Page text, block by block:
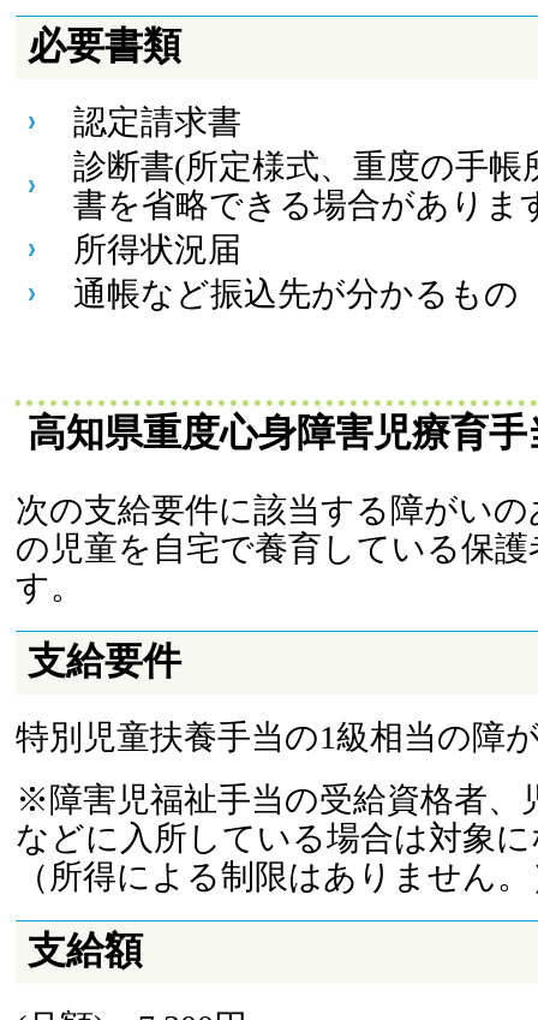
必要書類
認定請求書
診断書(所定様式、重度の手帳
書を省略できる場合がありま
所得状況届
通帳など振込先が分かるもの
高知県重度心身障害児療育手
次の支給要件に該当する障がいの
の児童を自宅で養育している保
す。
支給要件
特別児童扶養手当の1級相当の障
※障害児福祉手当の受給資格者、
などに入所している場合は対象
（所得による制限はありません
支給額